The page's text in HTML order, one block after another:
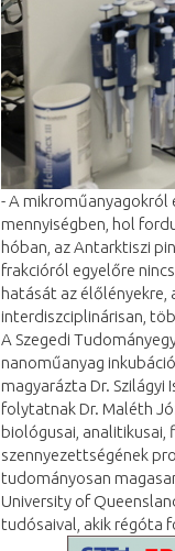
- A mikroműanyagokról
mennyiségben, hol
hóban, az Antarktiszi
frakcióról egyelőre
hatását az élőlényekre,
interdiszciplinárisan,
A Szegedi
nanoműanyag
magyarázta Dr.
folytatnak Dr. Maléth
biológusai, analitikusai,
szennyezettségének
tudományosan
University of
tudósaival, akik régóta